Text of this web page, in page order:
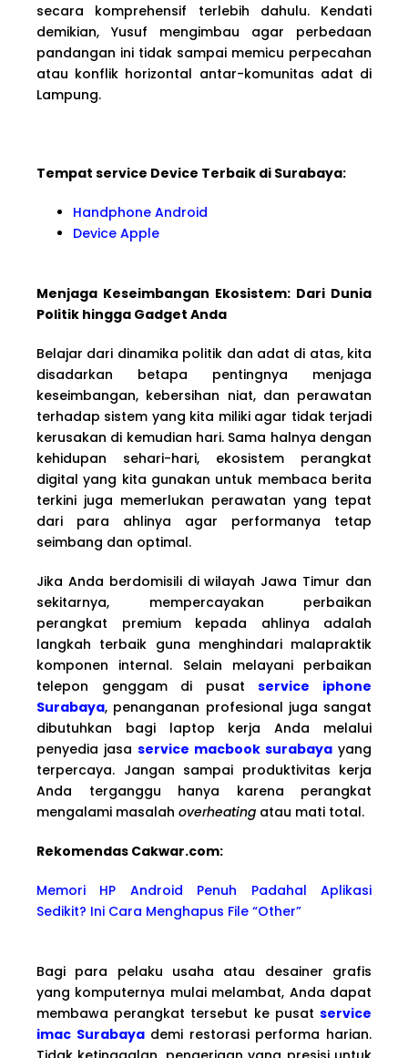
secara komprehensif terlebih dahulu. Kendati
demikian, Yusuf mengimbau agar perbedaan
pandangan ini tidak sampai memicu perpecahan
atau konflik horizontal antar-komunitas adat di
Lampung.
Tempat service Device Terbaik di Surabaya:
Handphone Android
Device Apple
Menjaga Keseimbangan Ekosistem: Dari Dunia
Politik hingga Gadget Anda
Belajar dari dinamika politik dan adat di atas, kita
disadarkan betapa pentingnya menjaga
keseimbangan, kebersihan niat, dan perawatan
terhadap sistem yang kita miliki agar tidak terjadi
kerusakan di kemudian hari. Sama halnya dengan
kehidupan sehari-hari, ekosistem perangkat
digital yang kita gunakan untuk membaca berita
terkini juga memerlukan perawatan yang tepat
dari para ahlinya agar performanya tetap
seimbang dan optimal.
Jika Anda berdomisili di wilayah Jawa Timur dan
sekitarnya, mempercayakan perbaikan
perangkat premium kepada ahlinya adalah
langkah terbaik guna menghindari malapraktik
komponen internal. Selain melayani perbaikan
telepon genggam di pusatservice iphone
Surabaya, penanganan profesional juga sangat
dibutuhkan bagi laptop kerja Anda melalui
penyedia jasa service macbook surabaya yang
terpercaya. Jangan sampai produktivitas kerja
Anda terganggu hanya karena perangkat
mengalami masalah overheating atau mati total.
Rekomendas Cakwar.com:
Memori HP Android Penuh Padahal Aplikasi
Sedikit? Ini Cara Menghapus File “Other”
Bagi para pelaku usaha atau desainer grafis
yang komputernya mulai melambat, Anda dapat
membawa perangkat tersebut ke pusat service
imac Surabayademi restorasi performa harian.